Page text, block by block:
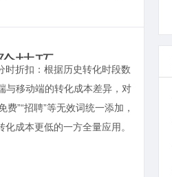
技巧
时折扣：根据历史转化时段数
与移动端的转化成本差异，对
”“招聘”等无效词统一添加，
成本更低的一方全量应用。